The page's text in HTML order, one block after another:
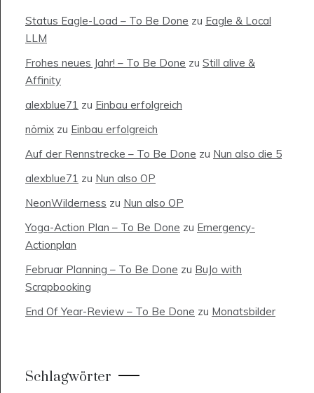
Status Eagle-Load – To Be Done zu Eagle & Local
LLM
Frohes neues Jahr! – To Be Done zu Still alive &
Affinity
alexblue71 zu Einbau erfolgreich
nömix zu Einbau erfolgreich
Auf der Rennstrecke – To Be Done zu Nun also die 5
alexblue71 zu Nun also OP
NeonWilderness zu Nun also OP
Yoga-Action Plan – To Be Done zu Emergency-
Actionplan
Februar Planning – To Be Done zu BuJo with
Scrapbooking
End Of Year-Review – To Be Done zu Monatsbilder
Schlagwörter